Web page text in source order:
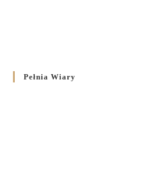
Pełnia Wiary